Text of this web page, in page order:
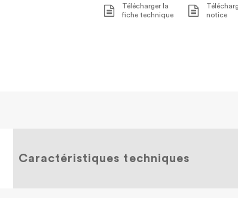
Télécharger la
fiche technique
notice
Caractéristiques techniques